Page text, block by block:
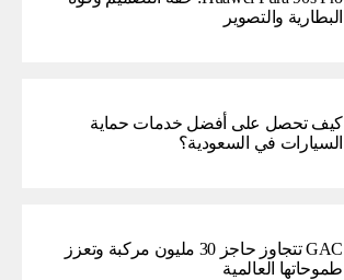
البطارية والتصوير
كيف تحصل على أفضل خدمات حماية
السيارات في السعودية؟
GAC تتجاوز حاجز 30 مليون مركبة وتعزز
طموحاتها العالمية